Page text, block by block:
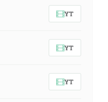
YT
YT
YT